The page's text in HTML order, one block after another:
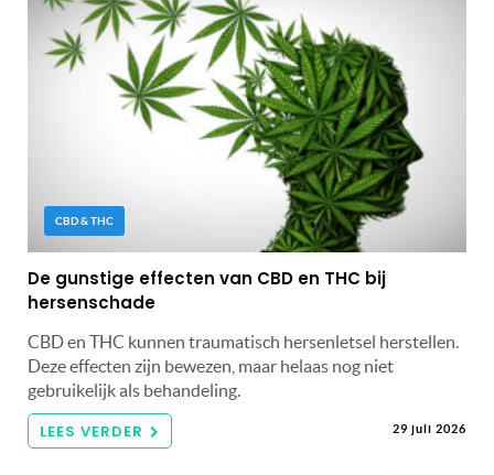
CBD & THC
De gunstige effecten van CBD en THC bij
hersenschade
CBD en THC kunnen traumatisch hersenletsel herstellen.
Deze effecten zijn bewezen, maar helaas nog niet
gebruikelijk als behandeling.
LEES VERDER 29 juli 2026